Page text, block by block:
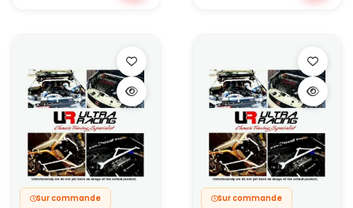
Sur commande Sur commande